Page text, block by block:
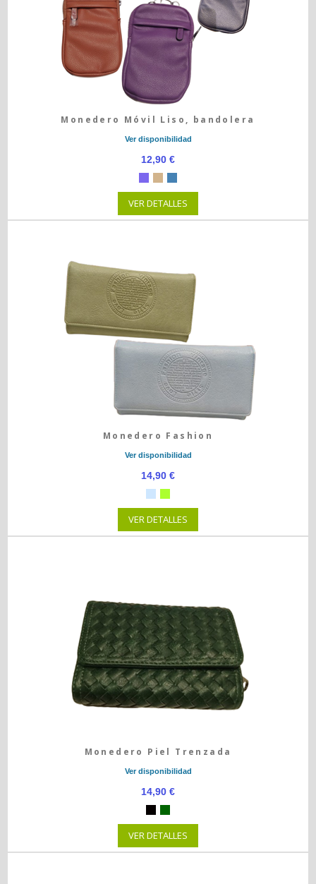
Monedero Móvil Liso, bandolera
Ver disponibilidad
12,90 €
VER DETALLES
Monedero Fashion
Ver disponibilidad
14,90 €
VER DETALLES
Monedero Piel Trenzada
Ver disponibilidad
14,90 €
VER DETALLES